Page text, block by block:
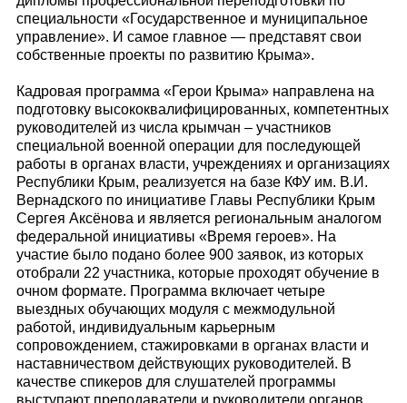
специальности «Государственное и муниципальное
управление». И самое главное — представят свои
собственные проекты по развитию Крыма».
Кадровая программа «Герои Крыма» направлена на
подготовку высококвалифицированных, компетентных
руководителей из числа крымчан – участников
специальной военной операции для последующей
работы в органах власти, учреждениях и организациях
Республики Крым, реализуется на базе КФУ им. В.И.
Вернадского по инициативе Главы Республики Крым
Сергея Аксёнова и является региональным аналогом
федеральной инициативы «Время героев». На
участие было подано более 900 заявок, из которых
отобрали 22 участника, которые проходят обучение в
очном формате. Программа включает четыре
выездных обучающих модуля с межмодульной
работой, индивидуальным карьерным
сопровождением, стажировками в органах власти и
наставничеством действующих руководителей. В
качестве спикеров для слушателей программы
выступают преподаватели и руководители органов